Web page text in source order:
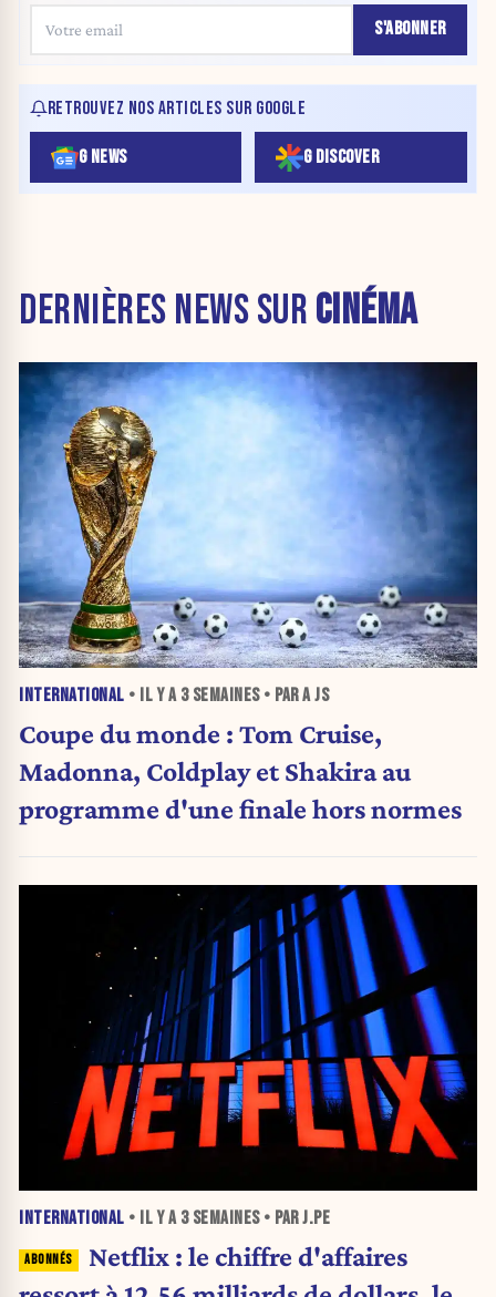
S'ABONNER
RETROUVEZ NOS ARTICLES SUR GOOGLE
G NEWS G DISCOVER
DERNIÈRES NEWS SUR CINÉMA
INTERNATIONAL • IL Y A 3 SEMAINES• PAR A JS
Coupe du monde : Tom Cruise,
Madonna, Coldplay et Shakira au
programme d'une finale hors normes
INTERNATIONAL • IL Y A 3 SEMAINES• PAR J.PE
Netflix : le chiffre d'affaires